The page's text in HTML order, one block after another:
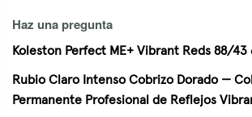
Haz una pregunta
Koleston Perfect ME+ Vibrant Reds 88/43
Rubio Claro Intenso Cobrizo Dorado —
Permanente Profesional de Reflejos